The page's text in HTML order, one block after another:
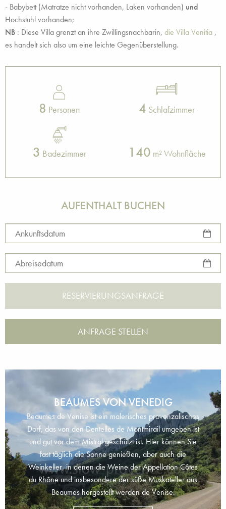
- Babybett (Matratze nicht vorhanden, Laken vorhanden) und
Hochstuhl vorhanden;
NB : Diese Villa grenzt an ihre Zwillingsnachbarin, die Villa Venitia ,
es handelt sich also um eine leichte Gegenüberstellung.
8 Personen 4 Schlafzimmer
3 Badezimmer 140 m² Wohnfläche
AUFENTHALT BUCHEN
Ankunftsdatum
Abreisedatum
ANFRAGE STELLEN
BEAUMES VON VENEDIG
Beaumes de Venise ist ein malerisches provenzalisches
Dorf, das von den Dentelles de Montmirail umgeben ist
und gut vor dem Mistral geschützt ist. Hier können Sie
fast täglich die Sonne genießen, aber auch die
Weinkeller, in denen die Weine der Appellation Côtes
du Rhône und insbesondere der süße Muskateller aus
Beaumes hergestellt werden de Venise.